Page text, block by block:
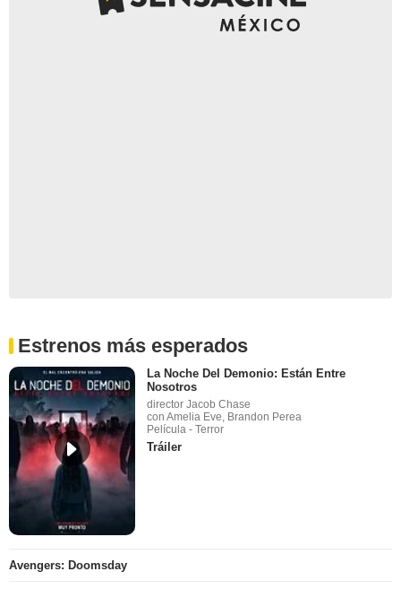
Estrenos más esperados
La Noche Del Demonio: Están Entre
Nosotros
director Jacob Chase
con Amelia Eve, Brandon Perea
Película - Terror
Tráiler
Avengers: Doomsday